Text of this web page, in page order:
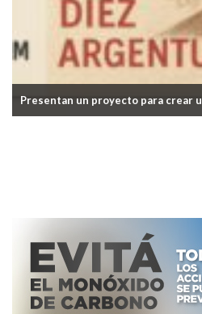
Milei vetó la Ley de
Blanca